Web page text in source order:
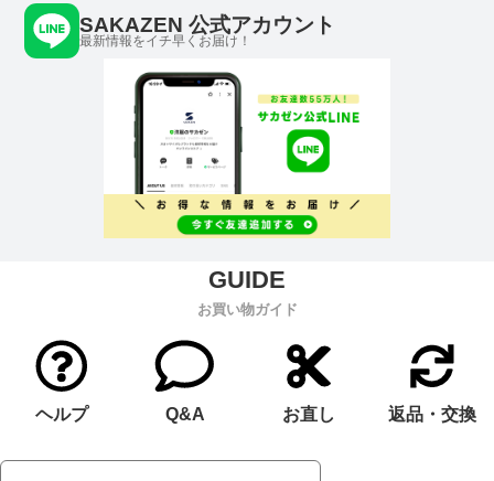
SAKAZEN 公式アカウント
最新情報をイチ早くお届け！
お買い物ガイド
ヘルプ Q&A お直し 返品・交換